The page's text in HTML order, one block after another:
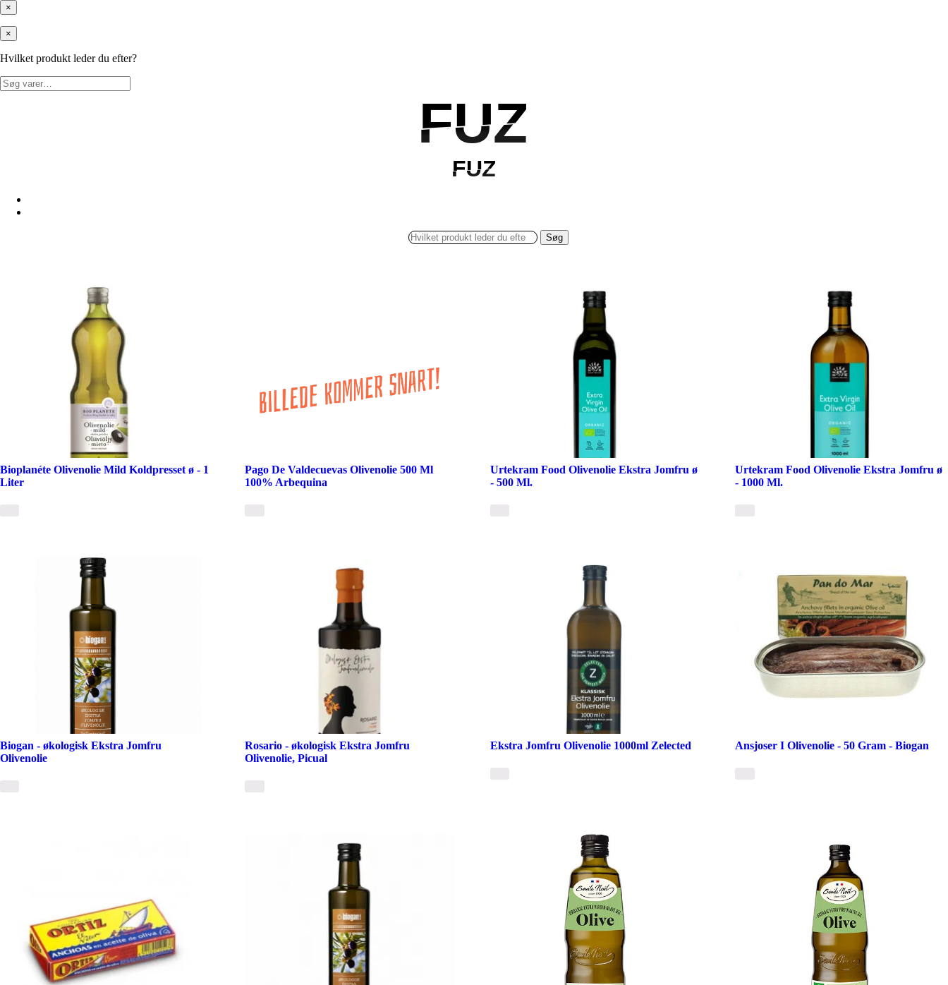
×
×
Hvilket produkt leder du efter?
Søg
efter:
FUZ
FUZ
FUZ
FUZ
Søg
Bioplanéte Olivenolie Mild Koldpresset ø - 1
Liter
Pago De Valdecuevas Olivenolie 500 Ml
100% Arbequina
Urtekram Food Olivenolie Ekstra Jomfru ø
- 500 Ml.
Urtekram Food Olivenolie Ekstra Jomfru ø
- 1000 Ml.
Biogan - økologisk Ekstra Jomfru
Olivenolie
Rosario - økologisk Ekstra Jomfru
Olivenolie, Picual
Ekstra Jomfru Olivenolie 1000ml Zelected Ansjoser I Olivenolie - 50 Gram - Biogan